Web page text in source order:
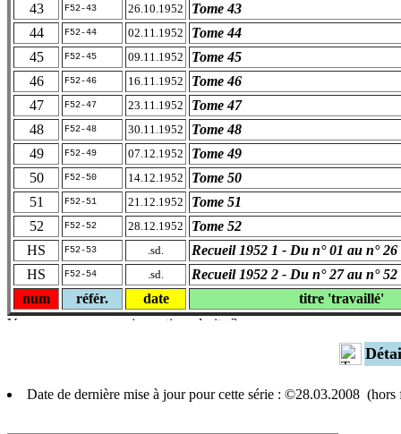
43
F52-43 26.10.1952
Tome 43
44
F52-44 02.11.1952
Tome 44
45
F52-45 09.11.1952
Tome 45
46
F52-46 16.11.1952
Tome 46
47
F52-47 23.11.1952
Tome 47
48
F52-48 30.11.1952
Tome 48
49
F52-49 07.12.1952
Tome 49
50
F52-50 14.12.1952
Tome 50
51
F52-51 21.12.1952
Tome 51
52
F52-52 28.12.1952
Tome 52
HS
F52-53 .sd.
Recueil 1952 1 - Du n° 01 au n° 26
HS
F52-54 .sd.
Recueil 1952 2 - Du n° 27 au n° 52
num
référ. date titre 'travaillé'
Date de dernière mise à jour pour cette série : ©28.03.2008 (hors